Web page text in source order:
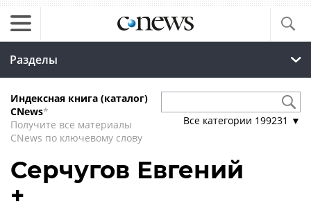
Разделы
Индексная книга (каталог)
CNews*
Получите все материалы
CNews по ключевому слову
Все категории 199231 ▼
Серчугов Евгений
+